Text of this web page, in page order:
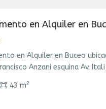
en Alquiler en
en Alquiler en Buceo
Anzani esquina Av. Itali
43 m2